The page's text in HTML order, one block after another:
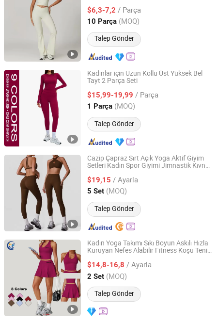
$6,3-7,2 / Parça
10 Parça (MOQ)
Talep Gönder
Zhejiang, China Fiyat 2018
Kadınlar için Uzun Kollu Üst Yüksek Bel
Tayt 2 Parça Seti
$15,99-19,99 / Parça
1 Parça (MOQ)
Talep Gönder
Shenzhen Energy Pig Supply Chain Management Co., Ltd.
Guangdong, China Fiyat 2025
Cazip Çapraz Sırt Açık Yoga Aktif Giyim
Setleri Kadın Spor Giyimi Jimnastik Kıvrım
Fitness Spor Takımı Yoga Jimnastik
Kıyafeti
$19,15 / Ayarla
5 Set (MOQ)
Talep Gönder
Ashintar Technology Co., Limited
Guangdong, China Fiyat 2016
Kadın Yoga Takımı Sıkı Boyun Askılı Hızla
Kuruyan Nefes Alabilir Fitness Koşu Tenis
$14,8-16,8 / Ayarla
2 Set (MOQ)
Talep Gönder
Xiamen Morphy Technology Co., Ltd.
Fujian, China Fiyat 2026